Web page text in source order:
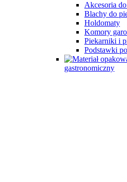
Akcesoria
Blachy do
Holdomaty
Komory
Piekarniki i
Podstawki